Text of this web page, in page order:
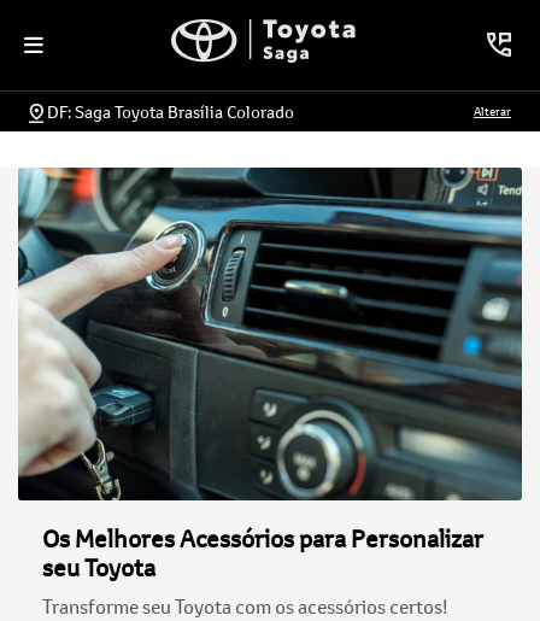
DF: Saga Toyota Brasília Colorado Alterar
Os Melhores Acessórios para Personalizar
seu Toyota
Transforme seu Toyota com os acessórios certos!